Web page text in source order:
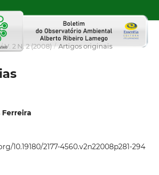
/ V. 2 N. 2 (2008) / Artigos originais
Ferreira
10.19180/2177-4560.v2n22008p281-294